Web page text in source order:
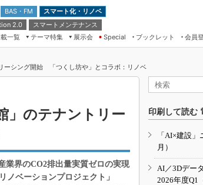
BAS・FM
スマート化・リノベ
2.0
スマートメンテナンス
一覧
テーマ特集
ゲー
ル
イ
展示会
測量展
の先端技術展－
ジリエンスOSAKA
ワールド 2020
Special ブックレット 会員
ーシング開始 「つくし坊や」とコラボ：リノベ
」のテナントリー
業界のCO2排出量実質ゼロの実現
ノベーションプロジェクト」
印刷して読む
「AI×建設
月）
AI／3Dデー
2026年度Q1